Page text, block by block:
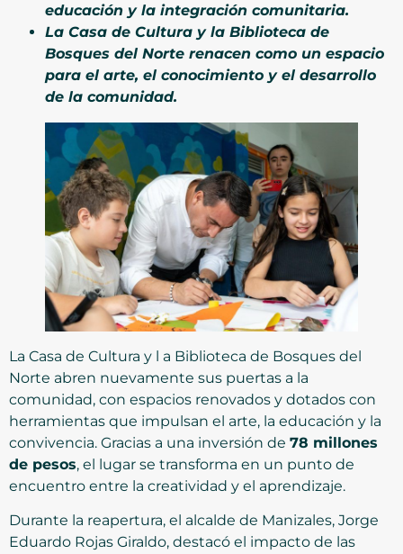
educación y la integración comunitaria.
La Casa de Cultura y la Biblioteca de
Bosques del Norte renacen como un espacio
para el arte, el conocimiento y el desarrollo
de la comunidad.
La Casa de Cultura y l a Biblioteca de Bosques del
Norte abren nuevamente sus puertas a la
comunidad, con espacios renovados y dotados con
herramientas que impulsan el arte, la educación y la
convivencia. Gracias a una inversión de 78 millones
de pesos, el lugar se transforma en un punto de
encuentro entre la creatividad y el aprendizaje.
Durante la reapertura, el alcalde de Manizales, Jorge
Eduardo Rojas Giraldo, destacó el impacto de las